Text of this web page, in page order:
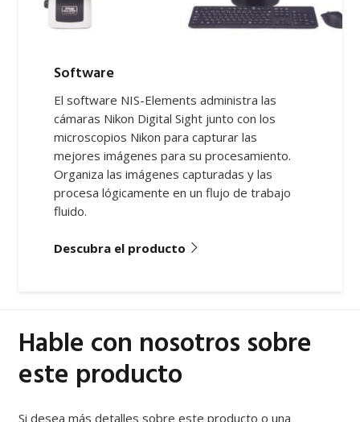
Software
El software NIS-Elements administra las
cámaras Nikon Digital Sight junto con los
microscopios Nikon para capturar las
mejores imágenes para su procesamiento.
Organiza las imágenes capturadas y las
procesa lógicamente en un flujo de trabajo
fluido.
Descubra el producto
Hable con nosotros sobre
este producto
Si desea más detalles sobre este producto o una